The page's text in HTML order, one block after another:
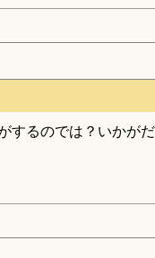
するのでは？いかが